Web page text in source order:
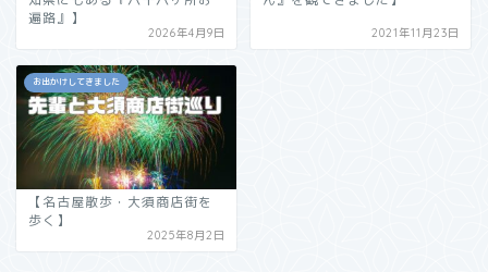
遍路』】
2026年4月9日 2021年11月23日
お出かけしてきました
【名古屋散歩・大須商店街を
歩く】
2025年8月2日